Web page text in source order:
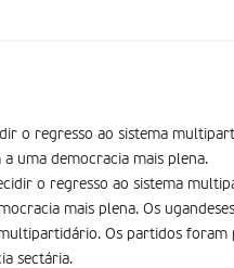
o regresso ao sistema
uma democracia mais plena.
o regresso ao sistema
mais plena. Os
Os partidos
sectária.